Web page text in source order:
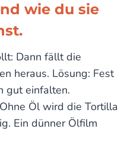
wie du sie
Dann fällt die
heraus. Lösung: Fest
gut einfalten.
Öl wird die Tortilla
Ein dünner Ölfilm